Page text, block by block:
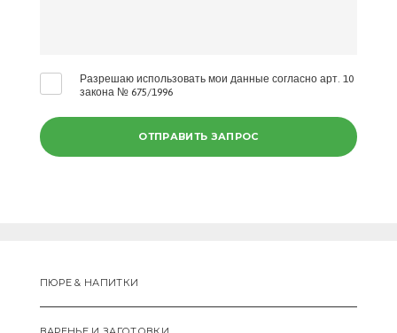
Разрешаю использовать мои данные согласно арт. 10
закона № 675/1996
ПЮРЕ & НАПИТКИ